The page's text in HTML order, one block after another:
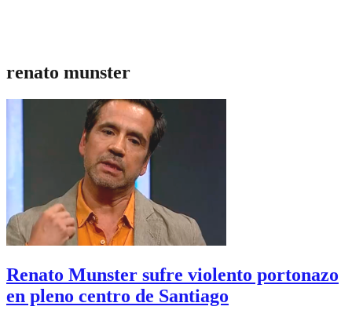
renato munster
Renato Munster sufre violento portonazo
en pleno centro de Santiago